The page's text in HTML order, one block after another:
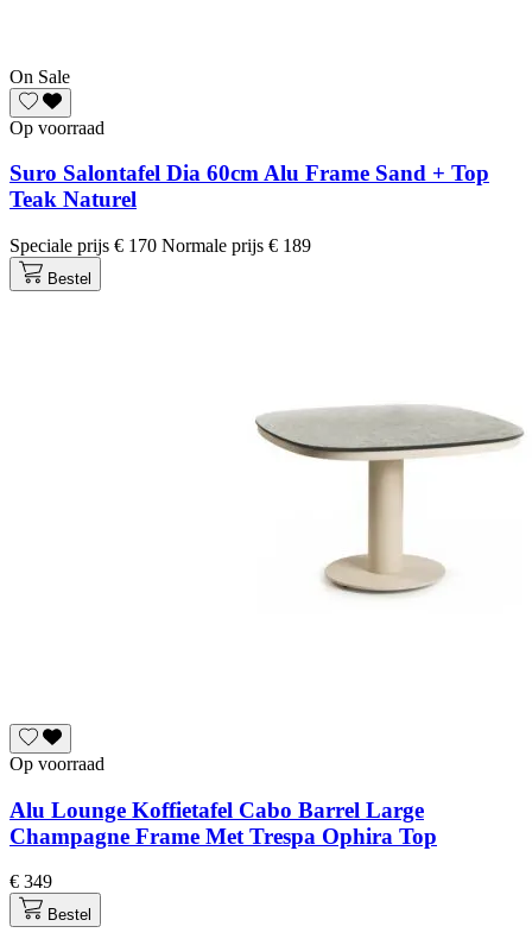
On Sale
Op voorraad
Suro Salontafel Dia 60cm Alu Frame Sand + Top
Teak Naturel
Speciale prijs € 170 Normale prijs € 189
Bestel
Op voorraad
Alu Lounge Koffietafel Cabo Barrel Large
Champagne Frame Met Trespa Ophira Top
€ 349
Bestel